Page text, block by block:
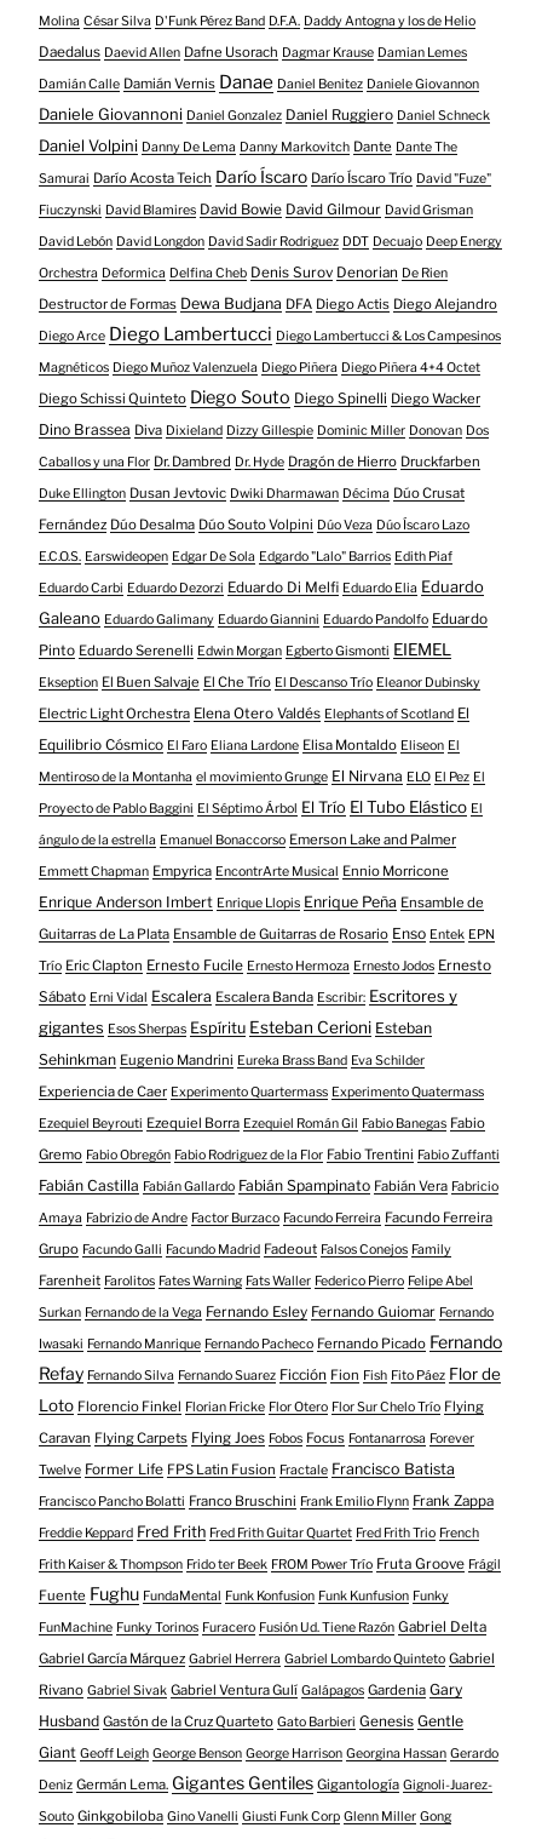
Molina César Silva D'Funk Pérez Band D.F.A. Daddy Antogna y los de Helio
Daedalus Daevid Allen Dafne Usorach Dagmar Krause Damian Lemes
Damián Calle Damián Vernis Danae Daniel Benitez Daniele Giovannon
Daniele Giovannoni Daniel Gonzalez Daniel Ruggiero Daniel Schneck
Daniel Volpini Danny De Lema Danny Markovitch Dante Dante The
Samurai Darío Acosta Teich Darío Íscaro Darío Íscaro Trío David "Fuze"
Fiuczynski David Blamires David Bowie David Gilmour David Grisman
David Lebón David Longdon David Sadir Rodriguez DDT Decuajo Deep Energy
Orchestra Deformica Delfina Cheb Denis Surov Denorian De Rien
Destructor de Formas Dewa Budjana DFA Diego Actis Diego Alejandro
Diego Arce Diego Lambertucci Diego Lambertucci & Los Campesinos
Magnéticos Diego Muñoz Valenzuela Diego Piñera Diego Piñera 4+4 Octet
Diego Schissi Quinteto Diego Souto Diego Spinelli Diego Wacker
Dino Brassea Diva Dixieland Dizzy Gillespie Dominic Miller Donovan Dos
Caballos y una Flor Dr. Dambred Dr. Hyde Dragón de Hierro Druckfarben
Duke Ellington Dusan Jevtovic Dwiki Dharmawan Décima Dúo Crusat
Fernández Dúo Desalma Dúo Souto Volpini Dúo Veza Dúo Íscaro Lazo
E.C.O.S. Earswideopen Edgar De Sola Edgardo "Lalo" Barrios Edith Piaf
Eduardo Carbi Eduardo Dezorzi Eduardo Di Melfi Eduardo Elia Eduardo
Galeano Eduardo Galimany Eduardo Giannini Eduardo Pandolfo Eduardo
Pinto Eduardo Serenelli Edwin Morgan Egberto Gismonti EIEMEL
Ekseption El Buen Salvaje El Che Trío El Descanso Trío Eleanor Dubinsky
Electric Light Orchestra Elena Otero Valdés Elephants of Scotland El
Equilibrio Cósmico El Faro Eliana Lardone Elisa Montaldo Eliseon El
Mentiroso de la Montanha el movimiento Grunge El Nirvana ELO El Pez El
Proyecto de Pablo Baggini El Séptimo Árbol El Trío El Tubo Elástico El
ángulo de la estrella Emanuel Bonaccorso Emerson Lake and Palmer
Emmett Chapman Empyrica EncontrArte Musical Ennio Morricone
Enrique Anderson Imbert Enrique Llopis Enrique Peña Ensamble de
Guitarras de La Plata Ensamble de Guitarras de Rosario Enso Entek EPN
Trío Eric Clapton Ernesto Fucile Ernesto Hermoza Ernesto Jodos Ernesto
Sábato Erni Vidal Escalera Escalera Banda Escribir: Escritores y
gigantes Esos Sherpas Espíritu Esteban Cerioni Esteban
Sehinkman Eugenio Mandrini Eureka Brass Band Eva Schilder
Experiencia de Caer Experimento Quartermass Experimento Quatermass
Ezequiel Beyrouti Ezequiel Borra Ezequiel Román Gil Fabio Banegas Fabio
Gremo Fabio Obregón Fabio Rodriguez de la Flor Fabio Trentini Fabio Zuffanti
Fabián Castilla Fabián Gallardo Fabián Spampinato Fabián Vera Fabricio
Amaya Fabrizio de Andre Factor Burzaco Facundo Ferreira Facundo Ferreira
Grupo Facundo Galli Facundo Madrid Fadeout Falsos Conejos Family
Farenheit Farolitos Fates Warning Fats Waller Federico Pierro Felipe Abel
Surkan Fernando de la Vega Fernando Esley Fernando Guiomar Fernando
Iwasaki Fernando Manrique Fernando Pacheco Fernando Picado Fernando
Refay Fernando Silva Fernando Suarez Ficción Fion Fish Fito Páez Flor de
Loto Florencio Finkel Florian Fricke Flor Otero Flor Sur Chelo Trío Flying
Caravan Flying Carpets Flying Joes Fobos Focus Fontanarrosa Forever
Twelve Former Life FPS Latin Fusion Fractale Francisco Batista
Francisco Pancho Bolatti Franco Bruschini Frank Emilio Flynn Frank Zappa
Freddie Keppard Fred Frith Fred Frith Guitar Quartet Fred Frith Trio French
Frith Kaiser & Thompson Frido ter Beek FROM Power Trío Fruta Groove Frágil
Fuente Fughu FundaMental Funk Konfusion Funk Kunfusion Funky
FunMachine Funky Torinos Furacero Fusión Ud. Tiene Razón Gabriel Delta
Gabriel García Márquez Gabriel Herrera Gabriel Lombardo Quinteto Gabriel
Rivano Gabriel Sivak Gabriel Ventura Gulí Galápagos Gardenia Gary
Husband Gastón de la Cruz Quarteto Gato Barbieri Genesis Gentle
Giant Geoff Leigh George Benson George Harrison Georgina Hassan Gerardo
Deniz Germán Lema. Gigantes Gentiles Gigantología Gignoli-Juarez-
Souto Ginkgobiloba Gino Vanelli Giusti Funk Corp Glenn Miller Gong